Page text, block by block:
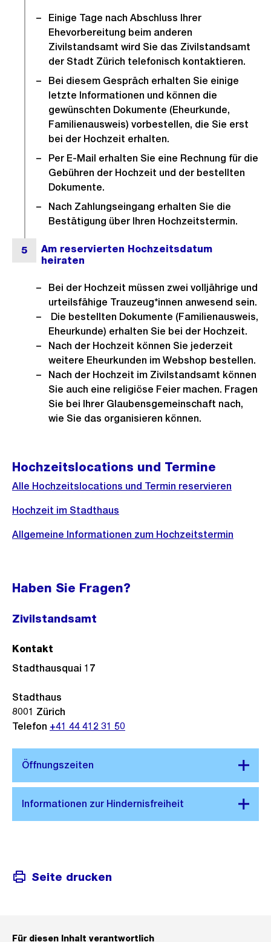
Einige Tage nach Abschluss Ihrer
Ehevorbereitung beim anderen
Zivilstandsamt wird Sie das Zivilstandsamt
der Stadt Zürich telefonisch kontaktieren.
Bei diesem Gespräch erhalten Sie einige
letzte Informationen und können die
gewünschten Dokumente (Eheurkunde,
Familienausweis) vorbestellen, die Sie erst
bei der Hochzeit erhalten.
Per E-Mail erhalten Sie eine Rechnung für die
Gebühren der Hochzeit und der bestellten
Dokumente.
Nach Zahlungseingang erhalten Sie die
Bestätigung über Ihren Hochzeitstermin.
Bei der Hochzeit müssen zwei volljährige und
urteilsfähige Trauzeug*innen anwesend sein.
Die bestellten Dokumente (Familienausweis,
Eheurkunde) erhalten Sie bei der Hochzeit.
Nach der Hochzeit können Sie jederzeit
weitere Eheurkunden im Webshop bestellen.
Nach der Hochzeit im Zivilstandsamt können
Sie auch eine religiöse Feier machen. Fragen
Sie bei Ihrer Glaubensgemeinschaft nach,
wie Sie das organisieren können.
Hochzeitslocations und Termine
Alle Hochzeitslocations und Termin reservieren
Hochzeit im Stadthaus
Allgemeine Informationen zum Hochzeitstermin
Haben Sie Fragen?
Zivilstandsamt
Kontakt
Stadthausquai 17
Stadthaus
8001 Zürich
Telefon +41 44 412 31 50
Seite drucken
Für diesen Inhalt verantwortlich